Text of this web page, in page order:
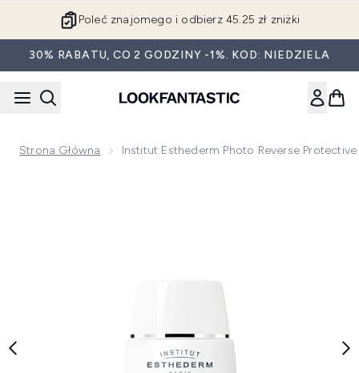
Poleć znajomego i odbierz 45.25 zł zniżki
30% RABATU, CO 2 GODZINY -1%. KOD: NIEDZIELA
Strona Główna Institut Esthederm Photo Reverse